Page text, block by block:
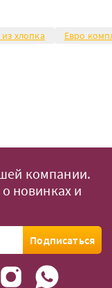
хлопка Евро
компании.
новинках и
Подписаться